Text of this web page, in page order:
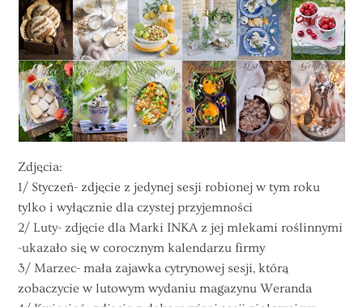
Zdjęcia:
1/ Styczeń- zdjęcie z jedynej sesji robionej w tym roku
tylko i wyłącznie dla czystej przyjemności
2/ Luty- zdjęcie dla Marki INKA z jej mlekami roślinnymi
-ukazało się w corocznym kalendarzu firmy
3/ Marzec- mała zajawka cytrynowej sesji, którą
zobaczycie w lutowym wydaniu magazynu Weranda